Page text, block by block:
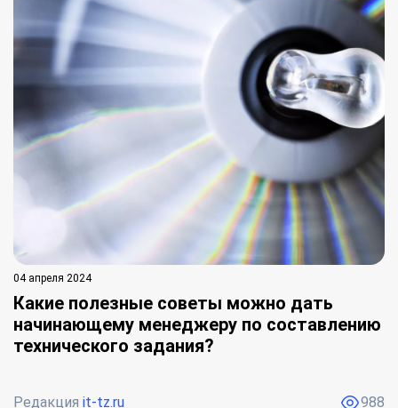
04 апреля 2024
Какие полезные советы можно дать
начинающему менеджеру по составлению
технического задания?
Редакция it-tz.ru
988